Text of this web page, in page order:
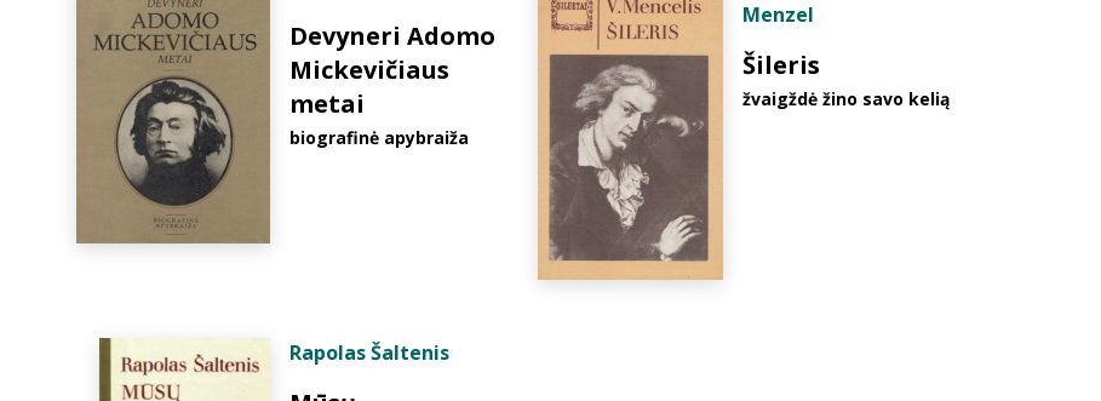
Devyneri Adomo
Mickevičiaus
metai
biografinė apybraiža
Menzel
Šileris
žvaigždė žino savo kelią
Rapolas Šaltenis